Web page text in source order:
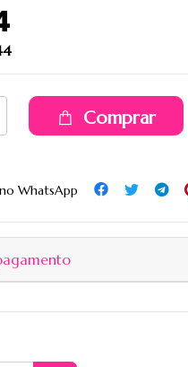
Comprar
WhatsApp